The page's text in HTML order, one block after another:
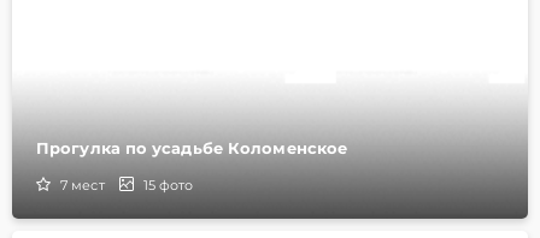
Прогулка по усадьбе Коломенское
7 мест 15 фото